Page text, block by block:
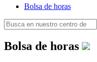
Bolsa de horas
Bolsa de horas